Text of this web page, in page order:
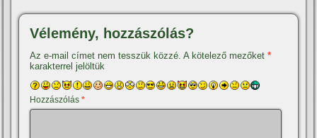
Vélemény, hozzászólás?
Az e-mail címet nem tesszük közzé. A kötelező mezőket*
karakterrel jelöltük
Hozzászólás*